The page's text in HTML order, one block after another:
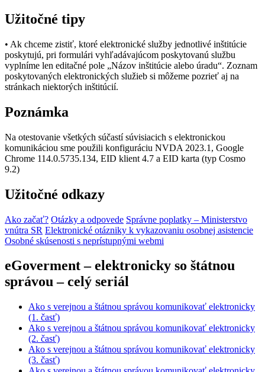
Užitočné tipy
• Ak chceme zistiť, ktoré elektronické služby jednotlivé inštitúcie
poskytujú, pri formulári vyhľadávajúcom poskytovanú službu
vyplníme len editačné pole „Názov inštitúcie alebo úradu“. Zoznam
poskytovaných elektronických služieb si môžeme pozrieť aj na
stránkach niektorých inštitúcií.
Poznámka
Na otestovanie všetkých súčastí súvisiacich s elektronickou
komunikáciou sme použili konfiguráciu NVDA 2023.1, Google
Chrome 114.0.5735.134, EID klient 4.7 a EID karta (typ Cosmo
9.2)
Užitočné odkazy
Ako začať? Otázky a odpovede Správne poplatky – Ministerstvo
vnútra SR Elektronické otázniky k vykazovaniu osobnej asistencie
Osobné skúsenosti s neprístupnými webmi
eGoverment – elektronicky so štátnou
správou – celý seriál
Ako s verejnou a štátnou správou komunikovať elektronicky
(1. časť)
Ako s verejnou a štátnou správou komunikovať elektronicky
(2. časť)
Ako s verejnou a štátnou správou komunikovať elektronicky
(3. časť)